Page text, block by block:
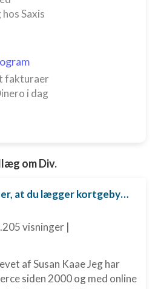
Saxis
fakturaer
i dag
om Div.
PSD2 forbyder, at du lægger kortgebyret ud til dine kunder fra 1. januar 2018
visninger |
af Susan Kaae Jeg har
siden 2000 og med online